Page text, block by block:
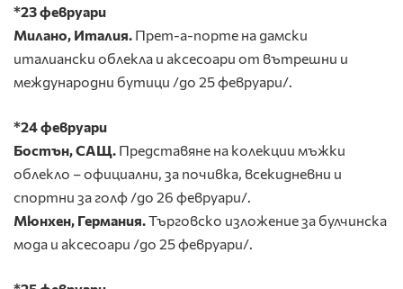
*23 февруари
Милано, Италия. Прет-а-порте на дамски
италиански облекла и аксесоари от вътрешни и
международни бутици /до 25 февруари/.
*24 февруари
Бостън, САЩ. Представяне на колекции мъжки
облекло – официални, за почивка, всекидневни и
спортни за голф /до 26 февруари/.
Мюнхен, Германия.Търговско изложение за булчинска
мода и аксесоари /до 25 февруари/.